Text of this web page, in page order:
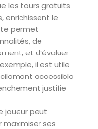
les tours gratuits
enrichissent le
permet
de
et d’évaluer
il est utile
accessible
justifie
joueur peut
ses